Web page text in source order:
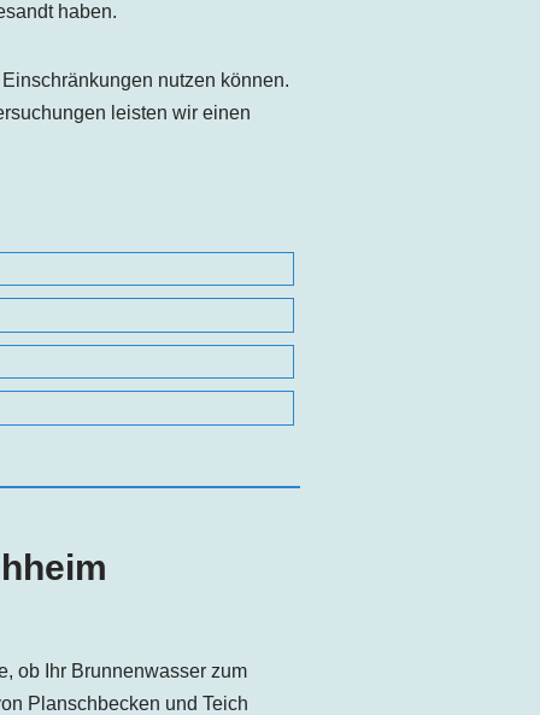
haben.
nutzen können.
leisten wir einen
ob Ihr Brunnenwasser zum
Planschbecken und Teich